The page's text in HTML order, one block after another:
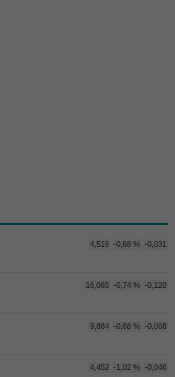
4,516 -0,68 % -0,031
16,065 -0,74 % -0,120
9,884 -0,68 % -0,068
4,452 -1,02 % -0,046